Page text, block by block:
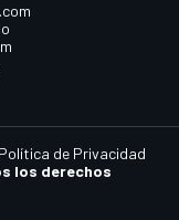
los derechos
Política de Privacidad